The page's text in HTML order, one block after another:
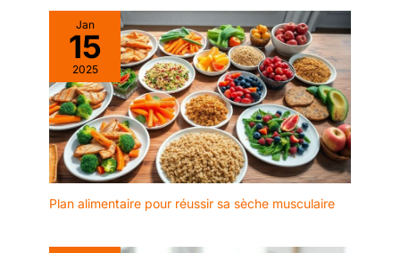
Jan
15
2025
Plan alimentaire pour réussir sa sèche musculaire